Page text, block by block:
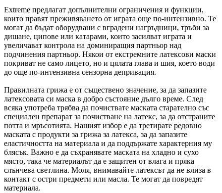
Extreme предлагат допълнителни ограничения и функции,
които правят преживяването от играта още по-интензивно. Те
могат да бъдат оборудвани с вградени нагръдници, тръби за
дишане, ципове или катарами, които засилват играта и
увеличават контрола на доминиращия партньор над
подчинения партньор. Някои от екстремните латексови маски
покриват не само лицето, но и цялата глава и шия, което води
до още по-интензивна сензорна депривация.
Правилната грижа е от съществено значение, за да запазите
латексовата си маска в добро състояние дълго време. След
всяка употреба трябва да почиствате маската старателно със
специален препарат за почистване на латекс, за да отстраните
потта и мръсотията. Нашият избор е да третирате редовно
маската с продукти за грижа за латекса, за да запазите
еластичността на материала и да поддържате характерния му
блясък. Важно е да съхранявате маската на хладно и сухо
място, така че материалът да е защитен от влага и пряка
слънчева светлина. Моля, внимавайте латексът да не влиза в
контакт с остри предмети или масла. Те могат да повредят
материала.